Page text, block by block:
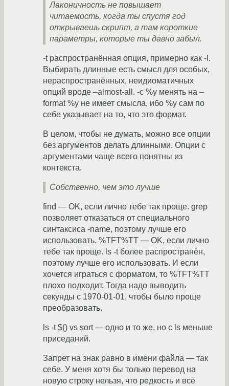
Лаконичность не повышает
читаемость, когда ты спустя год
открываешь скрипт, а там короткие
параметры, которые ты давно забыл.
-t распространённая опция, примерно как -l.
Выбирать длинные есть смысл для особых,
нераспространённых, неидиоматичных
опций вроде –almost-all. -c %y менять на –
format %y не имеет смысла, ибо %y сам по
себе указывает на то, что это формат.
В целом, чтобы не думать, можно все опции
без аргументов делать длинными. Опции с
аргументами чаще всего понятны из
контекста.
Собственно, чем это лучше
find — OK, если лично тебе так проще. grep
позволяет отказаться от специального
синтаксиса -name, поэтому лучше его
использовать. %TFT%TT — OK, если лично
тебе так проще. ls -t более распространён,
поэтому лучше его использовать. И если
хочется играться с форматом, то %TFT%TT
плохо подходит. Тогда надо выводить
секунды с 1970-01-01, чтобы было проще
преобразовать.
ls -t $() vs sort — одно и то же, но с ls меньше
приседаний.
Запрет на знак равно в имени файла — так
себе. У меня хотя бы только перевод на
новую строку нельзя, что редкость и всё